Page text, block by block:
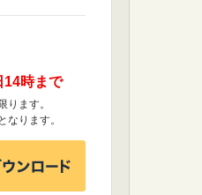
14時まで
ます。
ります。